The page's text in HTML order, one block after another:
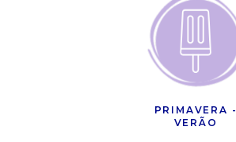
PRIMAVERA -
VERÃO